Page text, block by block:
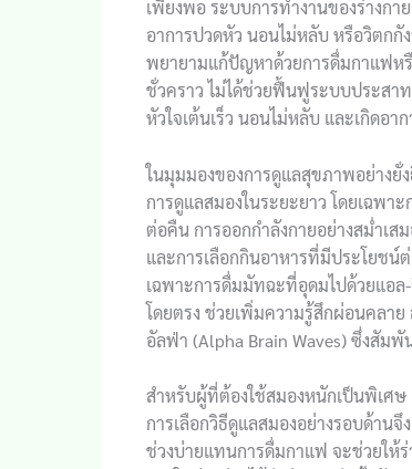
เพียงพอ ระบบการทำงานของร่างก
อาการปวดหัว นอนไม่หลับ หรือวิตกกั
พยายามแก้ปัญหาด้วยการดื่มกาแฟหรื
ชั่วคราว ไม่ได้ช่วยฟื้นฟูระบบประสา
หัวใจเต้นเร็ว นอนไม่หลับ และเกิดอา
ในมุมมองของการดูแลสุขภาพอย่างยั่
การดูแลสมองในระยะยาว โดยเฉพ
ต่อคืน การออกกำลังกายอย่างสม่ำเ
และการเลือกกินอาหารที่มีประโยชน์
เฉพาะการดื่มมัทฉะที่อุดมไปด้วยแอล
โดยตรง ช่วยเพิ่มความรู้สึกผ่อนคลา
อัลฟ่า (Alpha Brain Waves) ซึ่งสัม
สำหรับผู้ที่ต้องใช้สมองหนักเป็นพิเศ
การเลือกวิธีดูแลสมองอย่างรอบด้าน
ช่วงบ่ายแทนการดื่มกาแฟ จะช่วยให้